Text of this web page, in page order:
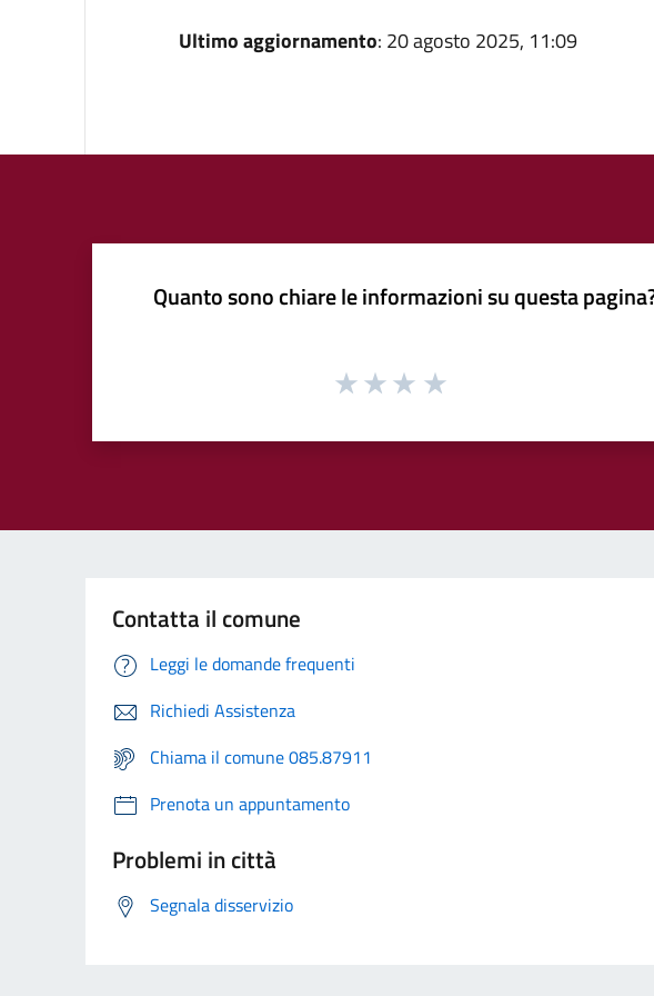
Ultimo aggiornamento: 20 agosto 2025, 11:09
Quanto sono chiare le informazioni su questa
Contatta il comune
Leggi le domande frequenti
Richiedi Assistenza
Chiama il comune 085.87911
Prenota un appuntamento
Problemi in città
Segnala disservizio